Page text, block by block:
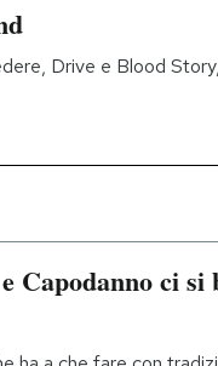
Drive e Blood
Capodanno ci